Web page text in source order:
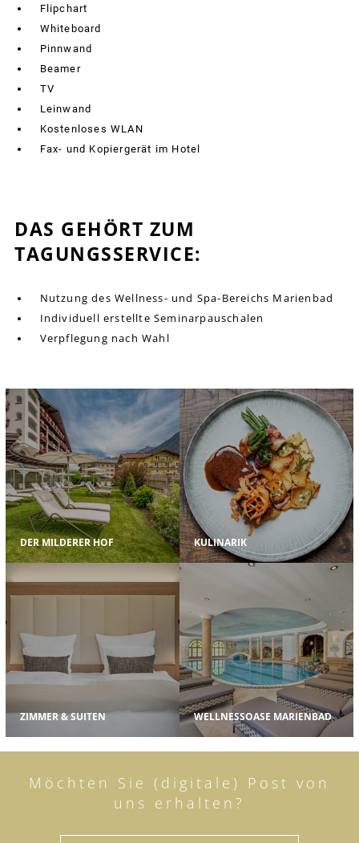
Flipchart
Whiteboard
Pinnwand
Beamer
TV
Leinwand
Kostenloses WLAN
Fax- und Kopiergerät im Hotel
DAS GEHÖRT ZUM
TAGUNGSSERVICE:
Nutzung des Wellness- und Spa-Bereichs Marienbad
Individuell erstellte Seminarpauschalen
Verpflegung nach Wahl
DER MILDERER HOF KULINARIK
ZIMMER & SUITEN WELLNESSOASE MARIENBAD
Möchten Sie (digitale) Post von
uns erhalten?